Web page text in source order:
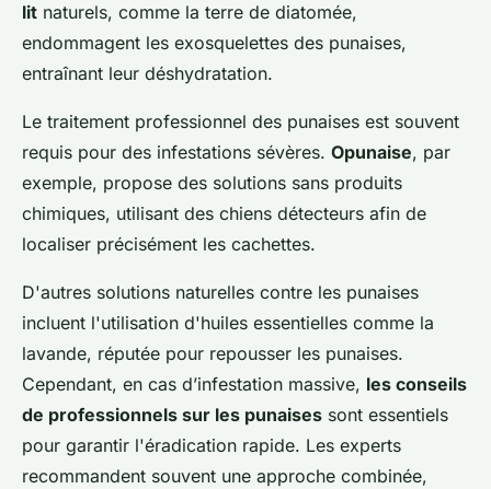
lit naturels, comme la terre de diatomée,
endommagent les exosquelettes des punaises,
entraînant leur déshydratation.
Le traitement professionnel des punaises est souvent
requis pour des infestations sévères. Opunaise, par
exemple, propose des solutions sans produits
chimiques, utilisant des chiens détecteurs afin de
localiser précisément les cachettes.
D'autres solutions naturelles contre les punaises
incluent l'utilisation d'huiles essentielles comme la
lavande, réputée pour repousser les punaises.
Cependant, en cas d’infestation massive, les conseils
de professionnels sur les punaises sont essentiels
pour garantir l'éradication rapide. Les experts
recommandent souvent une approche combinée,